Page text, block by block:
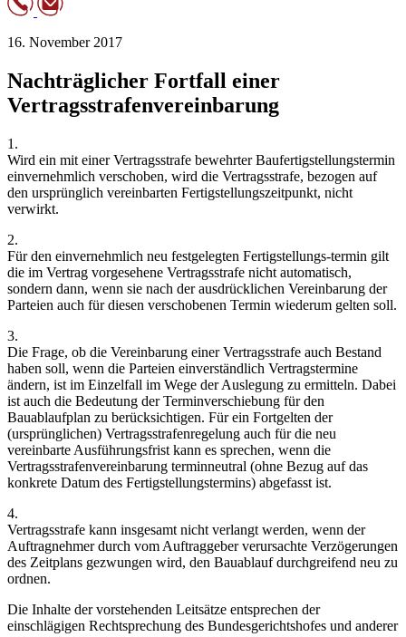
16. November 2017
Nachträglicher Fortfall einer
Vertragsstrafenvereinbarung
1.
Wird ein mit einer Vertragsstrafe bewehrter Baufertigstellungstermin
einvernehmlich verschoben, wird die Vertragsstrafe, bezogen auf
den ursprünglich vereinbarten Fertigstellungszeitpunkt, nicht
verwirkt.
2.
Für den einvernehmlich neu festgelegten Fertigstellungs-termin gilt
die im Vertrag vorgesehene Vertragsstrafe nicht automatisch,
sondern dann, wenn sie nach der ausdrücklichen Vereinbarung der
Parteien auch für diesen verschobenen Termin wiederum gelten soll.
3.
Die Frage, ob die Vereinbarung einer Vertragsstrafe auch Bestand
haben soll, wenn die Parteien einverständlich Vertragstermine
ändern, ist im Einzelfall im Wege der Auslegung zu ermitteln. Dabei
ist auch die Bedeutung der Terminverschiebung für den
Bauablaufplan zu berücksichtigen. Für ein Fortgelten der
(ursprünglichen) Vertragsstrafenregelung auch für die neu
vereinbarte Ausführungsfrist kann es sprechen, wenn die
Vertragsstrafenvereinbarung terminneutral (ohne Bezug auf das
konkrete Datum des Fertigstellungstermins) abgefasst ist.
4.
Vertragsstrafe kann insgesamt nicht verlangt werden, wenn der
Auftragnehmer durch vom Auftraggeber verursachte Verzögerungen
des Zeitplans gezwungen wird, den Bauablauf durchgreifend neu zu
ordnen.
Die Inhalte der vorstehenden Leitsätze entsprechen der
einschlägigen Rechtsprechung des Bundesgerichtshofes und anderer